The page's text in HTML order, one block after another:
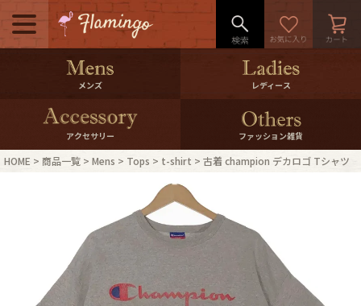
メニュー
500pt＆10％Offクーポンプレゼン
ト
10％0ffクーポンプレゼント
ログイン・会員登録 LINE ID連携
マイページ
ご利用ガイド International Shipping
メンズ レディース
アクセサリー ファッション雑貨
HOME 商品一覧 Mens Tops t-shirt 古着 champion デカロゴ Tシャツ